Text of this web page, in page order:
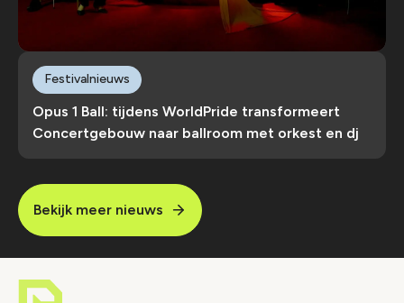
Opus 1 Ball: tijdens WorldPride transformeert
Concertgebouw naar ballroom met orkest en dj
Festivalnieuws
Bekijk meer nieuws